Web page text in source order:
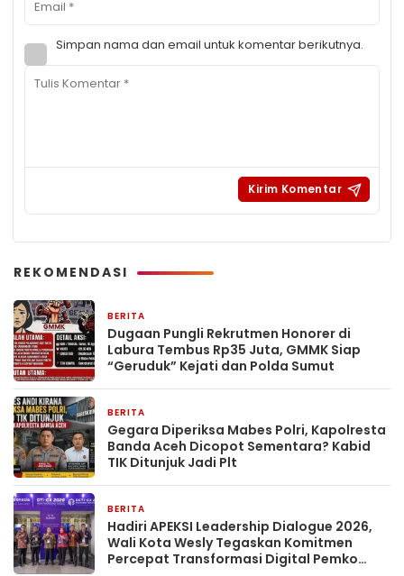
Simpan nama dan email untuk komentar berikutnya.
REKOMENDASI
BERITA
Dugaan Pungli Rekrutmen Honorer di
Labura Tembus Rp35 Juta, GMMK Siap
“Geruduk” Kejati dan Polda Sumut
BERITA
Gegara Diperiksa Mabes Polri, Kapolresta
Banda Aceh Dicopot Sementara? Kabid
TIK Ditunjuk Jadi Plt
BERITA
Hadiri APEKSI Leadership Dialogue 2026,
Wali Kota Wesly Tegaskan Komitmen
Percepat Transformasi Digital Pemko